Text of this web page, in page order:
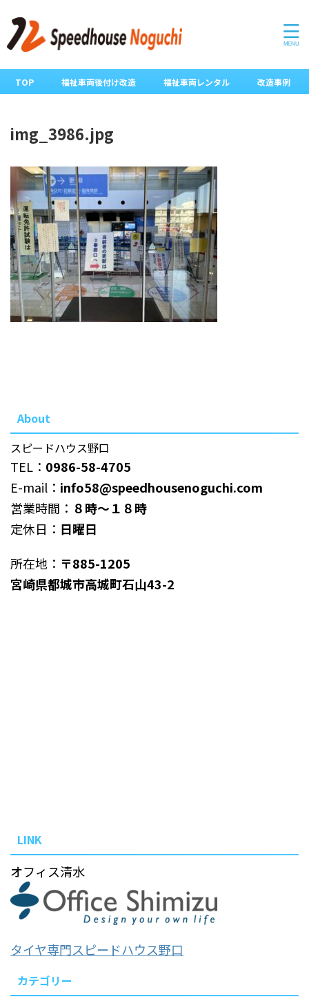
TOP 福祉車両後付け改造 福祉車両レンタル 改造事例
img_3986.jpg
About
スピードハウス野口
TEL： 0986-58-4705
E-mail： info58@speedhousenoguchi.com
営業時間： ８時～１８時
定休日： 日曜日
所在地： 〒885-1205
宮崎県都城市高城町石山43-2
LINK
オフィス清水
タイヤ専門スピードハウス野口
カテゴリー